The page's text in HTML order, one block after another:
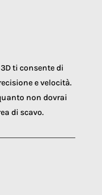
ti consente di
e velocità.
non dovrai
di scavo.